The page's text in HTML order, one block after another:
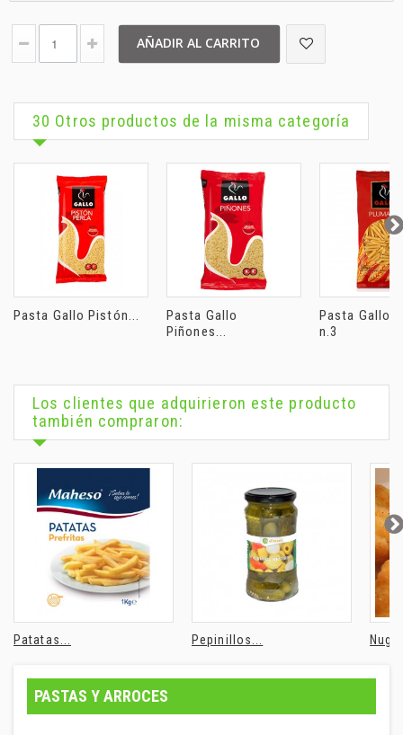
AÑADIR AL CARRITO
30 Otros productos de la misma categoría
Pasta Gallo Pistón...
Pasta Gallo
Piñones...
Pasta Gallo
n.3
Los clientes que adquirieron este producto
también compraron:
Patatas... Pepinillos...
PASTAS Y ARROCES